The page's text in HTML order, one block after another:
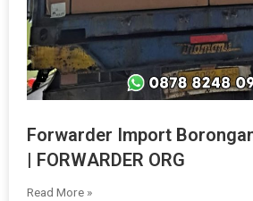
Forwarder Import
| FORWARDER ORG
Read More »